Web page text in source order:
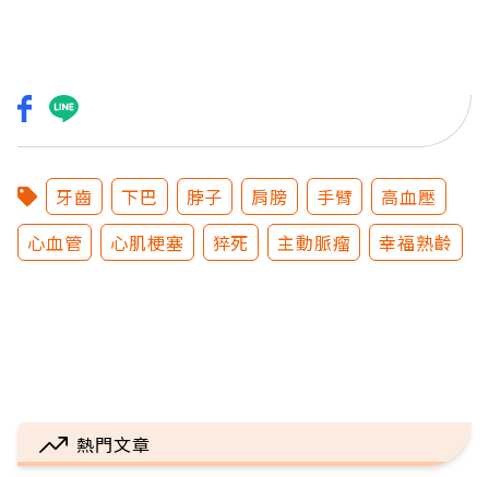
牙齒 下巴 脖子 肩膀 手臂
高血壓
心血管
心肌梗塞 猝死 主動脈瘤 幸福熟齡
熱門文章